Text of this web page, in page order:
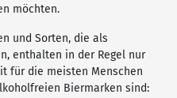
möchten.
und Sorten, die als
enthalten in der Regel nur
für die meisten Menschen
Biermarken sind: